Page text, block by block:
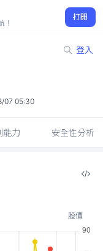
！
打開
登入
07 05:30
能力 安全性分析